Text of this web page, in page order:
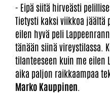
- Eipä siitä hirveästi
Tietysti kaksi viikkoa jäältä
eilen hyvä peli
tänään siinä vireystilassa.
tilanteeseen kuin me eilen
aika paljon raikkaampaa
Marko Kauppinen